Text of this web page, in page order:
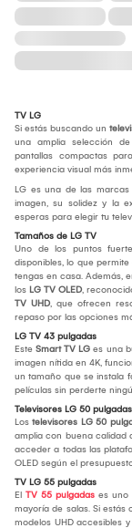
TV LG
Si estás buscando un
una amplia selección
pantallas compactas
experiencia visual más
LG es una de las
imagen, su solidez y la
esperas para elegir tu
Tamaños de LG TV
Uno de los puntos
disponibles, lo que
tengas en casa. Además,
los LG TV OLED,
TV UHD, que ofrecen
repaso por las opciones
LG TV 43 pulgadas
Este Smart TV LG es una
imagen nítida en 4K,
un tamaño que se instala
películas sin perderte
Televisores LG 50 pulgadas
Los televisores LG 50
amplia con buena calidad
acceder a todas las
OLED según el
TV LG 55 pulgadas
El TV 55 pulgadas es uno
mayoría de salas. Si estás
modelos UHD accesibles